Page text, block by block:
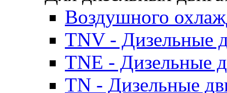
Воздушного
TNV - Дизельные
TNE - Дизельные
TN - Дизельные